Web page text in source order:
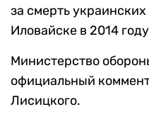
за смерть
Иловайске в 2014
Министерство
официальный
Лисицкого.